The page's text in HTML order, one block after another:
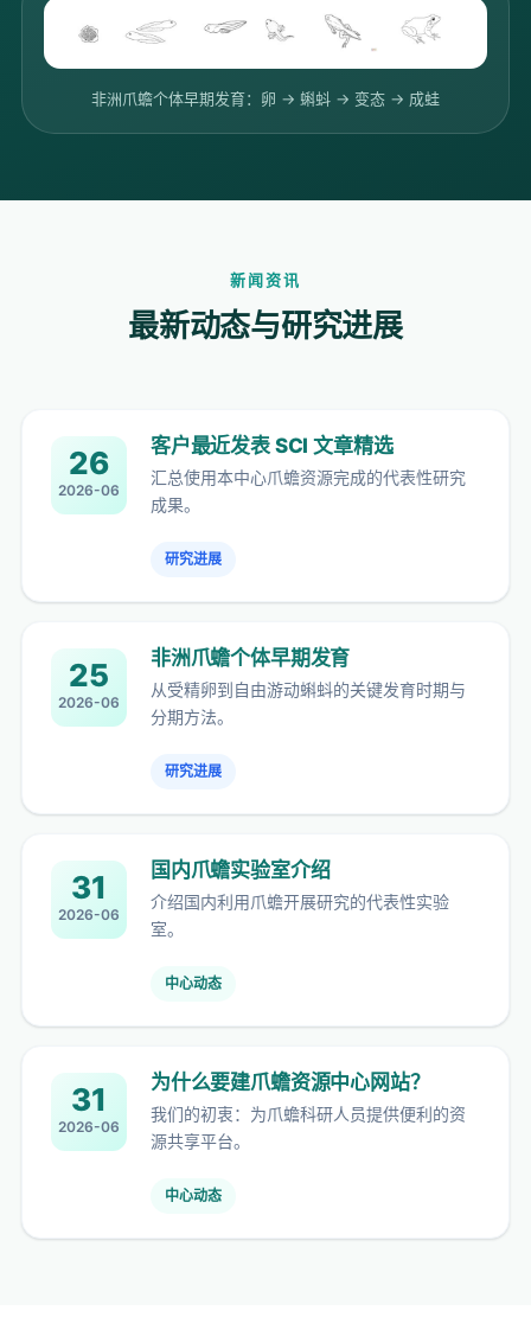
非洲爪蟾个体早期发育：卵 → 蝌蚪 → 变态 → 成蛙
新闻资讯
最新动态与研究进展
26
2026-06
客户最近发表 SCI 文章精选
汇总使用本中心爪蟾资源完成的代表性研究
成果。
研究进展
25
2026-06
非洲爪蟾个体早期发育
从受精卵到自由游动蝌蚪的关键发育时期与
分期方法。
研究进展
31
2026-06
国内爪蟾实验室介绍
介绍国内利用爪蟾开展研究的代表性实验
室。
中心动态
31
2026-06
为什么要建爪蟾资源中心网站？
我们的初衷：为爪蟾科研人员提供便利的资
源共享平台。
中心动态